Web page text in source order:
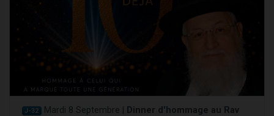
J-32 Mardi 8 Septembre |
Dinner d'hommage au Rav